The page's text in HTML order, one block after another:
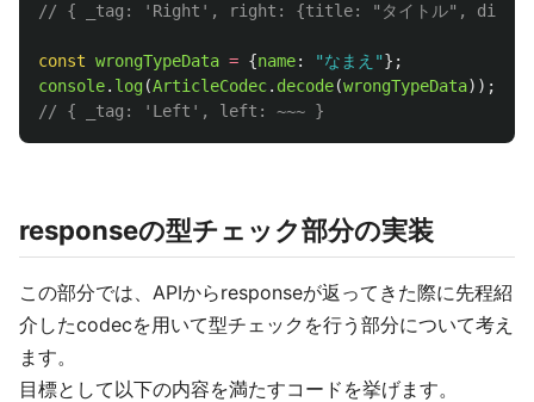
// { _tag: 'Right', right: {title: "タイトル",
const wrongTypeData = {name: "なまえ "};
console. log(ArticleCodec. decode(wrongTypeData));
// { _tag: 'Left', left: ~~~ }
responseの型チェック部分の実装
この部分では、APIからresponseが返ってきた際に先程紹
介したcodecを用いて型チェックを行う部分について考え
ます。
目標として以下の内容を満たすコードを挙げます。